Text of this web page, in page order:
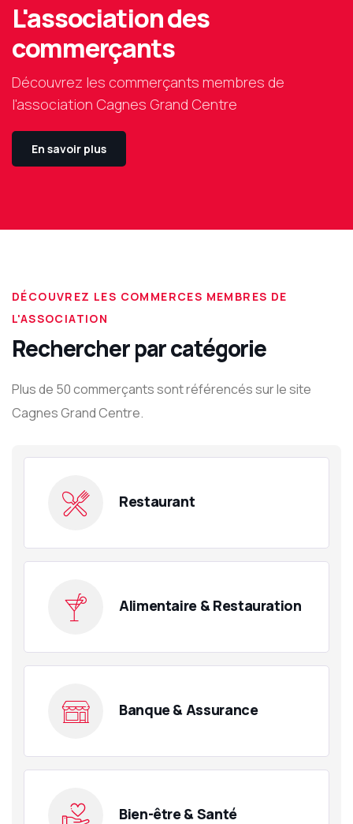
L'association des
commerçants
Découvrez les commerçants membres de
l'association Cagnes Grand Centre
En savoir plus
DÉCOUVREZ LES COMMERCES MEMBRES DE
L'ASSOCIATION
Rechercher par catégorie
Plus de 50 commerçants sont référencés sur le site
Cagnes Grand Centre.
Restaurant
Alimentaire & Restauration
Banque & Assurance
Bien-être & Santé